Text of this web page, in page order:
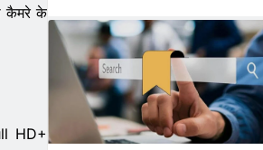
कैमरे के
HD+